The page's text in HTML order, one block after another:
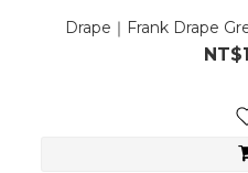
Drape｜Frank Drape